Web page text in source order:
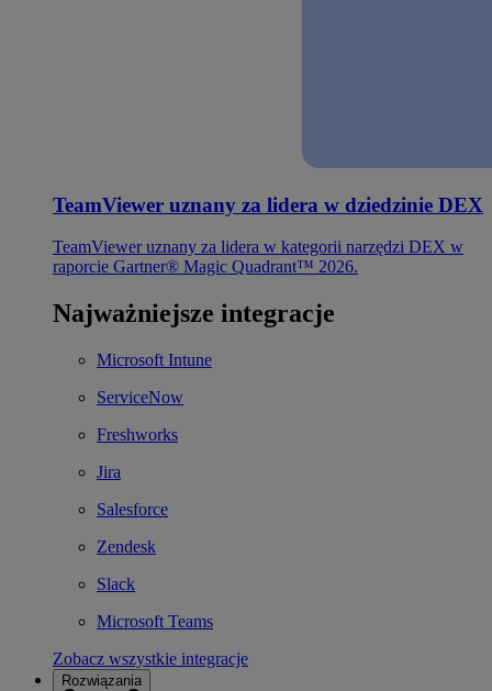
TeamViewer uznany za lidera w dziedzinie DEX
TeamViewer uznany za lidera w kategorii narzędzi DEX w
raporcie Gartner® Magic Quadrant™ 2026.
Najważniejsze integracje
Microsoft Intune
ServiceNow
Freshworks
Jira
Salesforce
Zendesk
Slack
Microsoft Teams
Zobacz wszystkie integracje
Rozwiązania